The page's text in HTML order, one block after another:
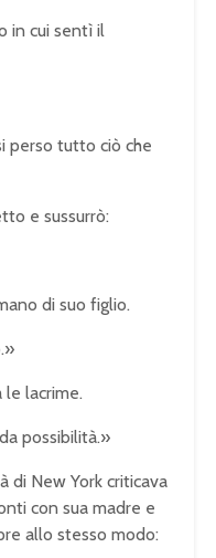
in cui sentì il
perso tutto ciò che
e sussurrò:
di suo figlio.
lacrime.
possibilità.»
di New York criticava
con sua madre e
allo stesso modo: